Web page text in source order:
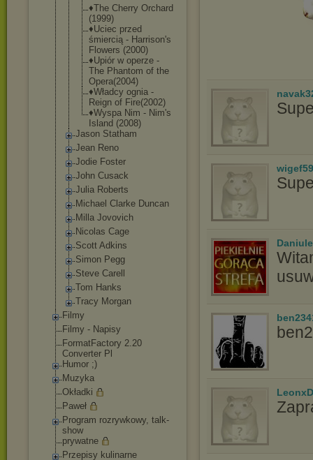
♦The Cherry Orchard
(1999)
♦Uciec przed
śmiercią - Harrison's
Flowers (2000)
♦Upiór w operze -
The Phantom of the
Opera(2004)
♦Władcy ognia -
Reign of Fire(2002)
♦Wyspa Nim - Nim's
Island (2008)
Jason Statham
Jean Reno
Jodie Foster
John Cusack
Julia Roberts
Michael Clarke Duncan
Milla Jovovich
Nicolas Cage
Scott Adkins
Simon Pegg
Steve Carell
Tom Hanks
Tracy Morgan
Filmy
Filmy - Napisy
FormatFactory 2.20
Converter Pl
Humor ;)
Muzyka
Okładki
Paweł
Program rozrywkowy, talk-
show
prywatne
Przepisy kulinarne